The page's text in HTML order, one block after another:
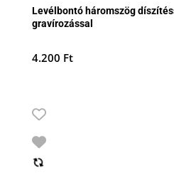
Levélbontó háromszög
gravírozással
4.200 Ft